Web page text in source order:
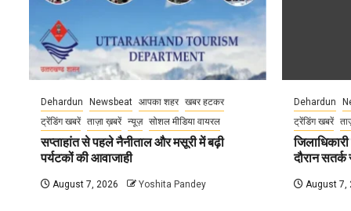
Dehardun Newsbeat आपका शहर खबर हटकर
ट्रेंडिंग खबरें ताज़ा ख़बरें न्यूज़ सोशल मीडिया वायरल
सप्ताहांत से पहले नैनीताल और मसूरी में बढ़ी
पर्यटकों की आवाजाही
August 7, 2026 Yoshita Pandey
Dehardun
ट्रेंडिंग खबरें
दौरान सतर्क
August 7,